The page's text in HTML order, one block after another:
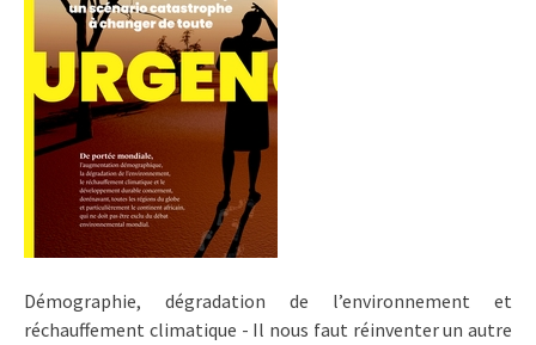
Démographie, dégradation de l’environnement et
réchauffement climatique - Il nous faut réinventer un autre